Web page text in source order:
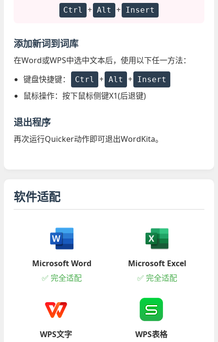
Ctrl + Alt + Insert
添加新词到词库
在Word或WPS中选中文本后，使用以下任一方法：
键盘快捷键：
Ctrl + Alt + Insert
鼠标操作：按下鼠标侧键X1(后退键)
退出程序
再次运行Quicker动作即可退出WordKita。
软件适配
Microsoft Word
✅ 完全适配
Microsoft Excel
✅ 完全适配
WPS文字
WPS表格